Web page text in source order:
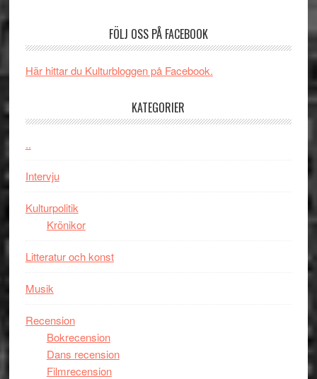
spännande
FÖLJ OSS PÅ FACEBOOK
Här hittar du Kulturbloggen på Facebook.
KATEGORIER
..
Intervju
Kulturpolitik
Krönikor
Litteratur och konst
Musik
Recension
Bokrecension
Dans recension
Filmrecension